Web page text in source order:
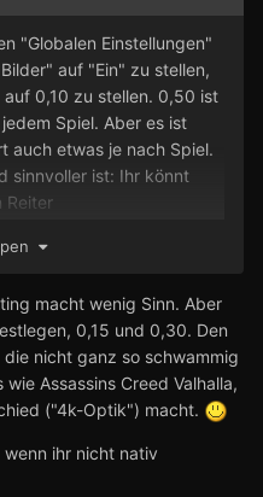
"Globalen Einstellungen"
auf "Ein" zu stellen,
0,10 zu stellen. 0,50 ist
Spiel. Aber es ist
auch etwas je nach Spiel.
sinnvoller ist: Ihr könnt
Reiter
Spielen das Ganze
für jedes Game, wo man
Setup finden.
globaler Ebene, weil 0,10
Ende so global aktiv
macht wenig Sinn. Aber
0,15 und 0,30. Den
nicht ganz so schwammig
Assassins Creed Valhalla,
("4k-Optik") macht.
ihr nicht nativ